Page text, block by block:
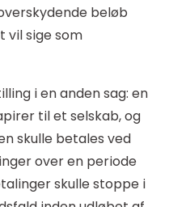
beløb
vil sige som
i en anden sag: en
til et selskab, og
skulle betales ved
over en periode
skulle stoppe i